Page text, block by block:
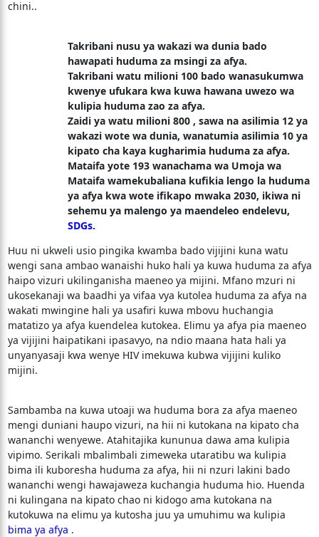
chini..
Takribani nusu ya wakazi wa dunia bado
hawapati huduma za msingi za afya.
Takribani watu milioni 100 bado wanasukumwa
kwenye ufukara kwa kuwa hawana uwezo wa
kulipia huduma zao za afya.
Zaidi ya watu milioni 800 , sawa na asilimia 12 ya
wakazi wote wa dunia, wanatumia asilimia 10 ya
kipato cha kaya kugharimia huduma za afya.
Mataifa yote 193 wanachama wa Umoja wa
Mataifa wamekubaliana kufikia lengo la huduma
ya afya kwa wote ifikapo mwaka 2030, ikiwa ni
sehemu ya malengo ya maendeleo endelevu,
SDGs.
Huu ni ukweli usio pingika kwamba bado vijijini kuna watu
wengi sana ambao wanaishi huko hali ya kuwa huduma za afya
haipo vizuri ukilinganisha maeneo ya mijini. Mfano mzuri ni
ukosekanaji wa baadhi ya vifaa vya kutolea huduma za afya na
wakati mwingine hali ya usafiri kuwa mbovu huchangia
matatizo ya afya kuendelea kutokea. Elimu ya afya pia maeneo
ya vijijini haipatikani ipasavyo, na ndio maana hata hali ya
unyanyasaji kwa wenye HIV imekuwa kubwa vijijini kuliko
mijini.
Sambamba na kuwa utoaji wa huduma bora za afya maeneo
mengi duniani haupo vizuri, na hii ni kutokana na kipato cha
wananchi wenyewe. Atahitajika kununua dawa ama kulipia
vipimo. Serikali mbalimbali zimeweka utaratibu wa kulipia
bima ili kuboresha huduma za afya, hii ni nzuri lakini bado
wananchi wengi hawajaweza kuchangia huduma hio. Huenda
ni kulingana na kipato chao ni kidogo ama kutokana na
kutokuwa na elimu ya kutosha juu ya umuhimu wa kulipia
bima ya afya .